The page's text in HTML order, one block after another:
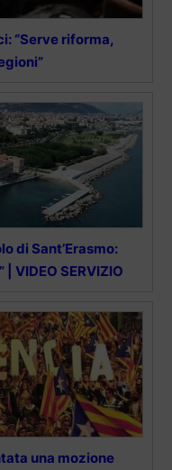
“Serve riforma,
di Sant’Erasmo:
VIDEO SERVIZIO
una mozione